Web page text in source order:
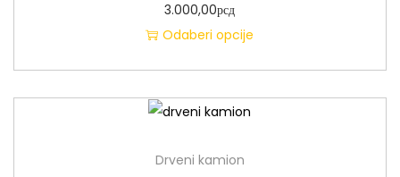
3.000,00рсд
Odaberi opcije
Drveni kamion